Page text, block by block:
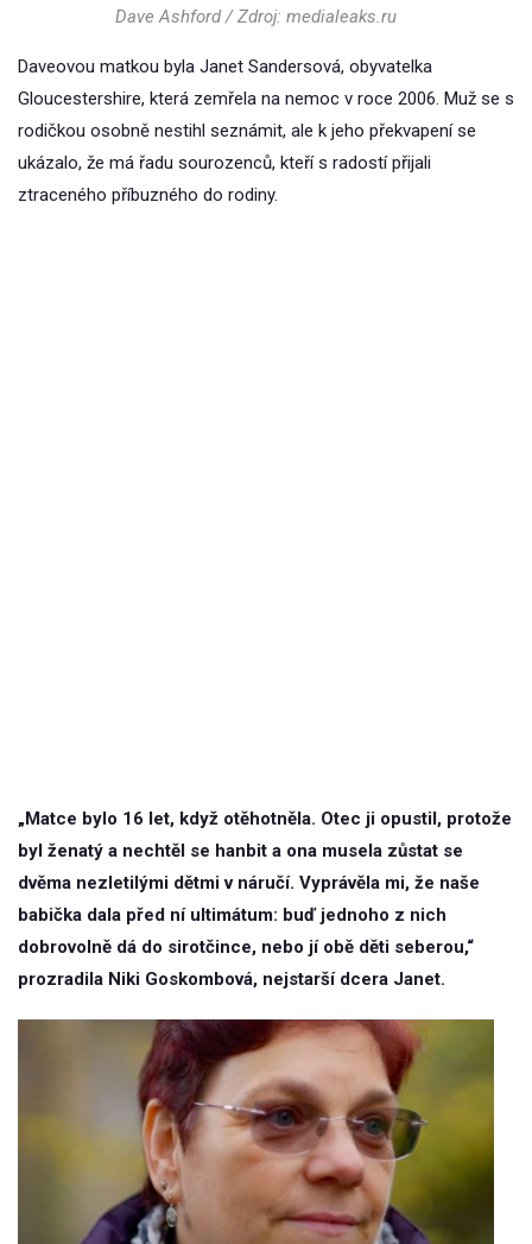
Dave Ashford / Zdroj: medialeaks.ru
Daveovou matkou byla Janet Sandersová, obyvatelka
Gloucestershire, která zemřela na nemoc v roce 2006. Muž se s
rodičkou osobně nestihl seznámit, ale k jeho překvapení se
ukázalo, že má řadu sourozenců, kteří s radostí přijali
ztraceného příbuzného do rodiny.
„Matce bylo 16 let, když otěhotněla. Otec ji opustil, protože
byl ženatý a nechtěl se hanbit a ona musela zůstat se
dvěma nezletilými dětmi v náručí. Vyprávěla mi, že naše
babička dala před ní ultimátum: buď jednoho z nich
dobrovolně dá do sirotčince, nebo jí obě děti seberou,“
prozradila Niki Goskombová, nejstarší dcera Janet.